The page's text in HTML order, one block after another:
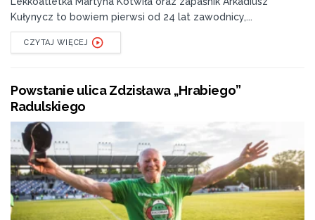
Kułynycz to bowiem pierwsi od 24 lat zawodnicy,...
CZYTAJ WIĘCEJ
Powstanie ulica Zdzisława „Hrabiego”
Radulskiego